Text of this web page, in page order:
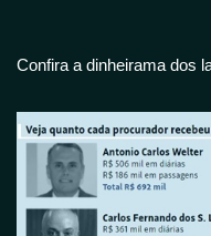
Confira a dinheirama dos